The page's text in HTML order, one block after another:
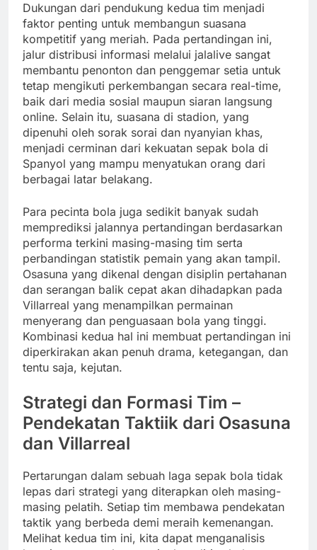
Dukungan dari pendukung kedua tim menjadi
faktor penting untuk membangun suasana
kompetitif yang meriah. Pada pertandingan ini,
jalur distribusi informasi melalui jalalive sangat
membantu penonton dan penggemar setia untuk
tetap mengikuti perkembangan secara real-time,
baik dari media sosial maupun siaran langsung
online. Selain itu, suasana di stadion, yang
dipenuhi oleh sorak sorai dan nyanyian khas,
menjadi cerminan dari kekuatan sepak bola di
Spanyol yang mampu menyatukan orang dari
berbagai latar belakang.
Para pecinta bola juga sedikit banyak sudah
memprediksi jalannya pertandingan berdasarkan
performa terkini masing-masing tim serta
perbandingan statistik pemain yang akan tampil.
Osasuna yang dikenal dengan disiplin pertahanan
dan serangan balik cepat akan dihadapkan pada
Villarreal yang menampilkan permainan
menyerang dan penguasaan bola yang tinggi.
Kombinasi kedua hal ini membuat pertandingan ini
diperkirakan akan penuh drama, ketegangan, dan
tentu saja, kejutan.
Strategi dan Formasi Tim –
Pendekatan Taktiik dari Osasuna
dan Villarreal
Pertarungan dalam sebuah laga sepak bola tidak
lepas dari strategi yang diterapkan oleh masing-
masing pelatih. Setiap tim membawa pendekatan
taktik yang berbeda demi meraih kemenangan.
Melihat kedua tim ini, kita dapat menganalisis